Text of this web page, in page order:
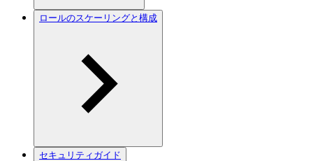
ロールのスケーリングと構成
セキュリティガイド